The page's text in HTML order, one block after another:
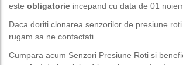
este obligatorie incepand cu data de 01
Daca doriti clonarea senzorilor de presiune
rugam sa ne contactati.
Cumpara acum Senzori Presiune Roti si